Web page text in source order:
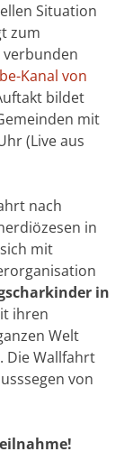
Situation
zum
Kanal von
bildet
mit
(Live aus
nach
in
mit
in
ihren
Welt
Die Wallfahrt
von